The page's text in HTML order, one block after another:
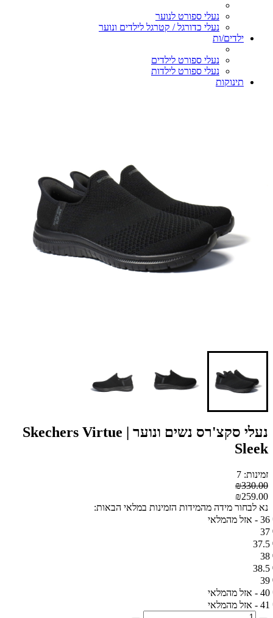
נעלי ספורט לנוער
נעלי כדורגל / קטרגל לילדים ונוער
ילדים/ות
נעלי ספורט לילדים
נעלי ספורט לילדות
תינוקות
נעלי סקצ'רס נשים ונוער | Skechers Virtue
Sleek
זמינות: 7
₪330.00
₪259.00
נא לבחור מידה מהמידות הזמינות במלאי הבאות:
36 - אזל מהמלאי
37
37.5
38
38.5
39
40 - אזל מהמלאי
41 - אזל מהמלאי